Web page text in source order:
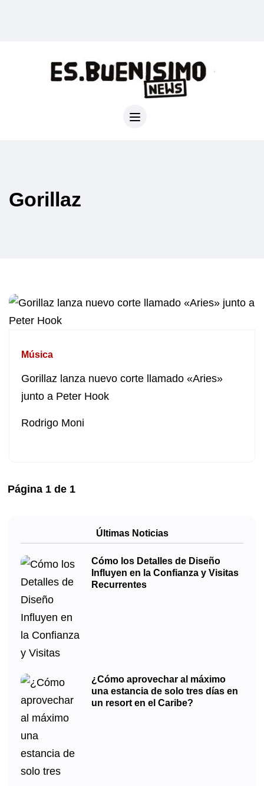
Gorillaz
Música
Gorillaz lanza nuevo corte llamado «Aries»
junto a Peter Hook
Rodrigo Moni
Página 1 de 1
Últimas Noticias
Cómo los Detalles de Diseño
Influyen en la Confianza y Visitas
Recurrentes
¿Cómo aprovechar al máximo
una estancia de solo tres días en
un resort en el Caribe?